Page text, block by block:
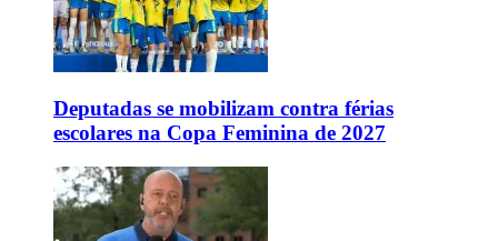
Deputadas se mobilizam contra férias
escolares na Copa Feminina de 2027